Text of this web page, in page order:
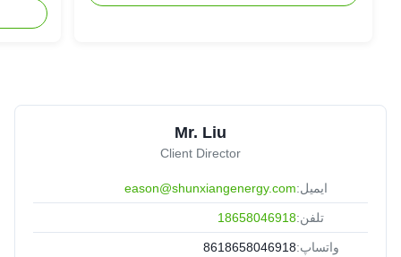
Mr. Liu
Client Director
ایمیل:eason@shunxiangenergy.com
تلفن:18658046918
واتساپ:8618658046918